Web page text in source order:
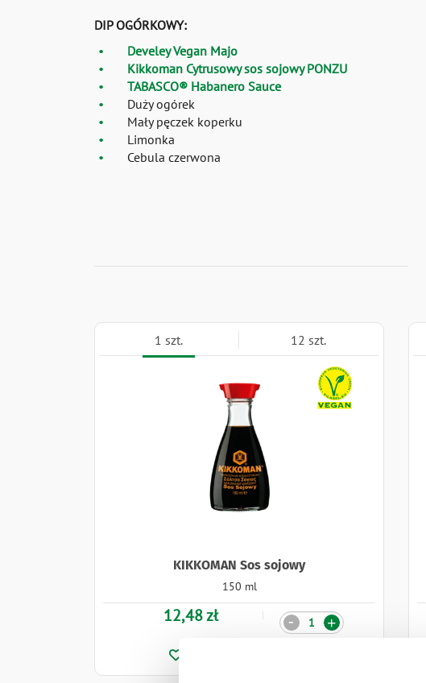
DIP OGÓRKOWY:
Develey Vegan Majo
Kikkoman Cytrusowy sos sojowy PONZU
TABASCO® Habanero Sauce
Duży ogórek
Mały pęczek koperku
Limonka
Cebula czerwona
KIKKOMAN Sos sojowy
150 ml
Naklejki
12,48 zł
1 szt. 12 szt.
Ilość +
-